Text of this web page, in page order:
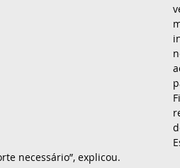
necessário”, explicou.